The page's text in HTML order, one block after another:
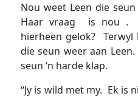
Nou weet Leen die
Haar vraag is nou .
hierheen gelok?
die seun weer aan
seun ‘n harde klap.
“Jy is wild met my. Ek is